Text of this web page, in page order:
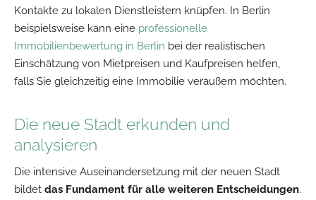
Kontakte zu lokalen Dienstleistern knüpfen. In Berlin
beispielsweise kann eine professionelle
Immobilienbewertung in Berlin bei der realistischen
Einschätzung von Mietpreisen und Kaufpreisen helfen,
falls Sie gleichzeitig eine Immobilie veräußern möchten.
Die neue Stadt erkunden und
analysieren
Die intensive Auseinandersetzung mit der neuen Stadt
bildet das Fundament für alle weiteren Entscheidungen.